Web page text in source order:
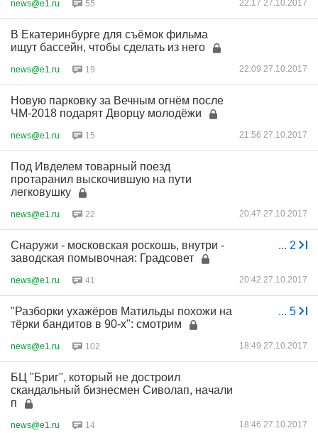
news@e1.ru 55 22:17 27.10.2017
В Екатеринбурге для съёмок фильма
ищут бассейн, чтобы сделать из него
news@e1.ru 19 22:09 27.10.2017
Новую парковку за Вечным огнём после
ЧМ-2018 подарят Дворцу молодёжи
news@e1.ru 15 21:56 27.10.2017
Под Ивделем товарный поезд
протаранил выскочившую на пути
легковушку
news@e1.ru 22 20:47 27.10.2017
... 2
Снаружи - московская роскошь, внутри -
заводская помывочная: Градсовет
news@e1.ru 41 20:42 27.10.2017
... 5
"Разборки ухажёров Матильды похожи на
тёрки бандитов в 90-х": смотрим
news@e1.ru 102 18:49 27.10.2017
БЦ "Бриг", который не достроил
скандальный бизнесмен Сиволап, начали
п
news@e1.ru 14 18:46 27.10.2017